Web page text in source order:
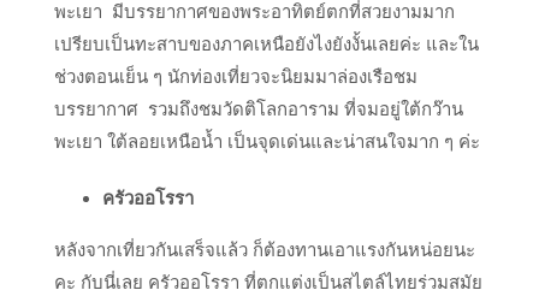
พะเยา มีบรรยากาศของพระอาทิตย์ตกที่สวยงามมาก
เปรียบเป็นทะสาบของภาคเหนือยังไงยังงั้นเลยค่ะ และใน
ช่วงตอนเย็น ๆ นักท่องเที่ยวจะนิยมมาล่องเรือชม
บรรยากาศ รวมถึงชมวัดติโลกอาราม ที่จมอยู่ใต้กว๊าน
พะเยา ใต้ลอยเหนือน้ำ เป็นจุดเด่นและน่าสนใจมาก ๆ ค่ะ
ครัวออโรรา
หลังจากเที่ยวกันเสร็จแล้ว ก็ต้องทานเอาแรงกันหน่อยนะ
คะ กับนี่เลย ครัวออโรรา ที่ตกแต่งเป็นสไตล์ไทยร่วมสมัย